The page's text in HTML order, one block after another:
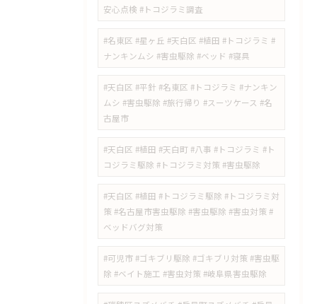
安心点検 #トコジラミ調査
#名東区 #星ヶ丘 #天白区 #植田 #トコジラミ #
ナンキンムシ #害虫駆除 #ベッド #寝具
#天白区 #平針 #名東区 #トコジラミ #ナンキン
ムシ #害虫駆除 #旅行帰り #スーツケース #名
古屋市
#天白区 #植田 #天白町 #八事 #トコジラミ #ト
コジラミ駆除 #トコジラミ対策 #害虫駆除
#天白区 #植田 #トコジラミ駆除 #トコジラミ対
策 #名古屋市害虫駆除 #害虫駆除 #害虫対策 #
ベッドバグ対策
#可児市 #ゴキブリ駆除 #ゴキブリ対策 #害虫駆
除 #ベイト施工 #害虫対策 #岐阜県害虫駆除